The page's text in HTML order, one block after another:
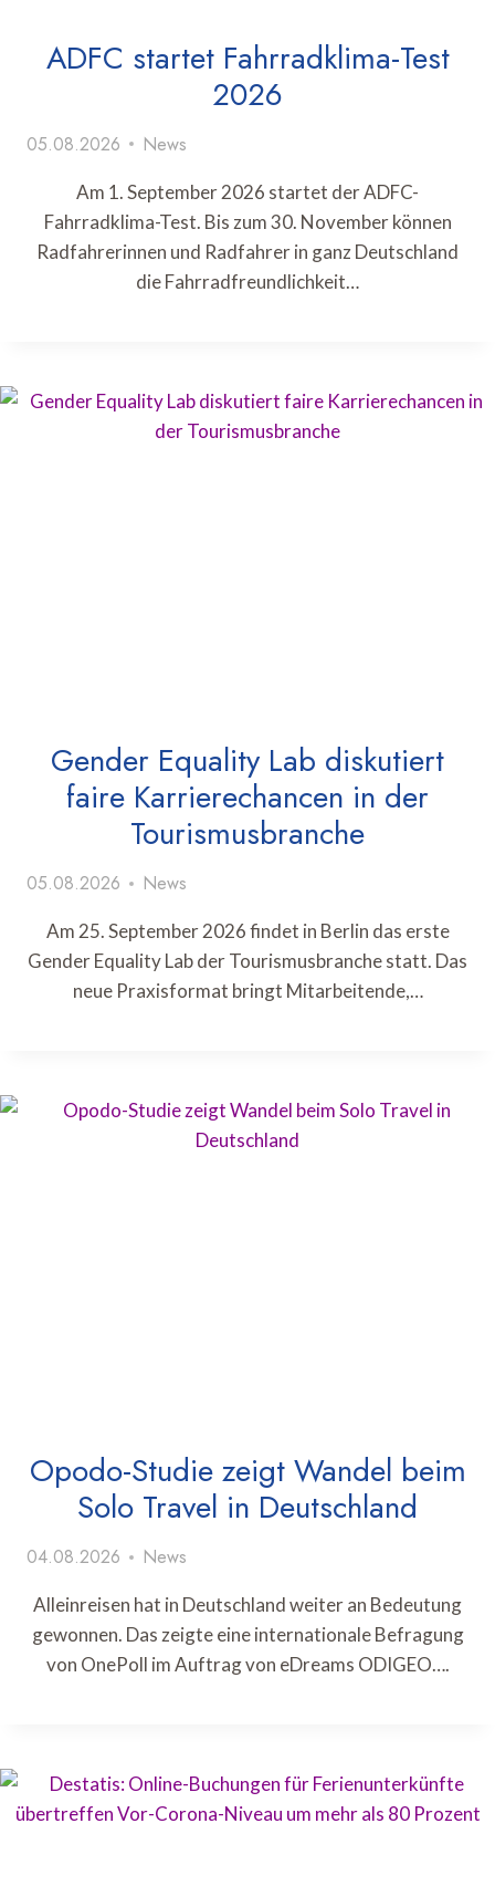
ADFC startet Fahrradklima-Test
2026
05.08.2026 News
Am 1. September 2026 startet der ADFC-
Fahrradklima-Test. Bis zum 30. November können
Radfahrerinnen und Radfahrer in ganz Deutschland
die Fahrradfreundlichkeit…
Gender Equality Lab diskutiert
faire Karrierechancen in der
Tourismusbranche
05.08.2026 News
Am 25. September 2026 findet in Berlin das erste
Gender Equality Lab der Tourismusbranche statt. Das
neue Praxisformat bringt Mitarbeitende,…
Opodo-Studie zeigt Wandel beim
Solo Travel in Deutschland
04.08.2026 News
Alleinreisen hat in Deutschland weiter an Bedeutung
gewonnen. Das zeigte eine internationale Befragung
von OnePoll im Auftrag von eDreams ODIGEO….